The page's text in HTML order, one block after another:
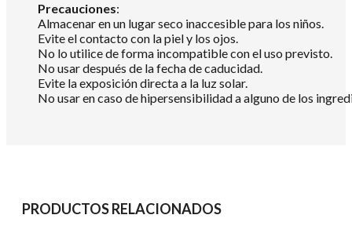
Precauciones:
Almacenar en un lugar seco inaccesible para los niños.
Evite el contacto con la piel y los ojos.
No lo utilice de forma incompatible con el uso previsto.
No usar después de la fecha de caducidad.
Evite la exposición directa a la luz solar.
No usar en caso de hipersensibilidad a alguno de los
PRODUCTOS RELACIONADOS